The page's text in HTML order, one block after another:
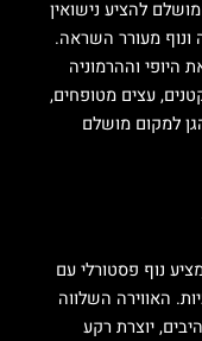
מושלם להציע נישואין
ונוף מעורר השראה.
וההרמוניה
עצים מטופחים,
למקום מושלם
נוף פסטורלי עם
האווירה השלווה
יוצרת רקע